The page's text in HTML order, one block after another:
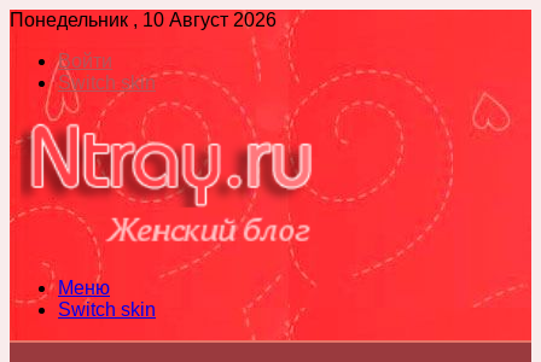
Понедельник , 10 Август 2026
Войти
Switch skin
Меню
Switch skin